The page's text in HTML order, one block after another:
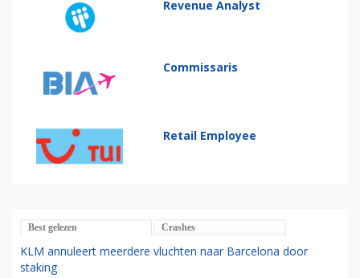
Revenue Analyst
Commissaris
Retail Employee
Best gelezen Crashes
KLM annuleert meerdere vluchten naar Barcelona door
staking